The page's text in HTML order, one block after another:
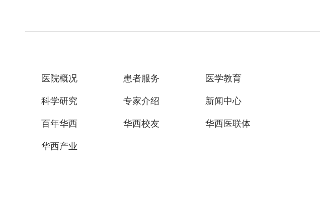
医院概况 患者服务 医学教育
科学研究 专家介绍 新闻中心
百年华西 华西校友 华西医联体
华西产业